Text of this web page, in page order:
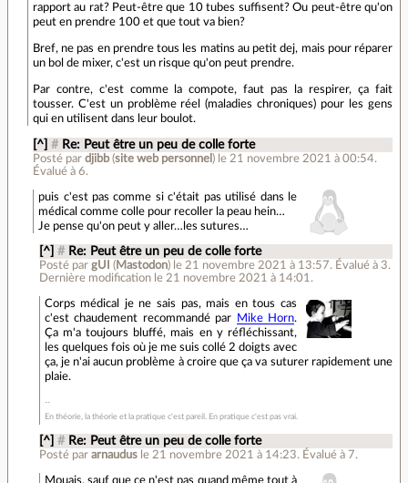
rapport au rat? Peut-être que 10 tubes suffisent? Ou peut-être qu'on
peut en prendre 100 et que tout va bien?
Bref, ne pas en prendre tous les matins au petit dej, mais pour réparer
un bol de mixer, c'est un risque qu'on peut prendre.
Par contre, c'est comme la compote, faut pas la respirer, ça fait
tousser. C'est un problème réel (maladies chroniques) pour les gens
qui en utilisent dans leur boulot.
[^] # Re: Peut être un peu de colle forte
Posté pardjibb(site web personnel ) le 21 novembre 2021 à 00:54.
Évalué à6.
puis c'est pas comme si c'était pas utilisé dans le
médical comme colle pour recoller la peau hein…
Je pense qu'on peut y aller…les sutures…
[^] # Re: Peut être un peu de colle forte
Posté par gUI ( Mastodon) le 21 novembre 2021 à 13:57. Évalué à 3.
Dernière modification le 21 novembre 2021 à 14:01.
Corps médical je ne sais pas, mais en tous cas
c'est chaudement recommandé par
Mike Horn.
Ça m'a toujours bluffé, mais en y réfléchissant,
les quelques fois où je me suis collé 2 doigts avec
ça, je n'ai aucun problème à croire que ça va suturer rapidement une
plaie.
En théorie, la théorie et la pratique c'est pareil. En pratique c'est pas vrai.
[^] # Re: Peut être un peu de colle forte
Posté par arnaudus le 21 novembre 2021 à 14:23. Évalué à 7.
Mouais, sauf que ce n'est pas quand même tout à